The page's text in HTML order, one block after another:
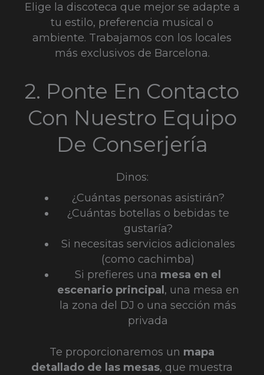
Elige la discoteca que mejor se adapte a
tu estilo, preferencia musical o
ambiente. Trabajamos con los locales
más exclusivos de Barcelona.
2. Ponte En Contacto
Con Nuestro Equipo
De Conserjería
Dinos:
¿Cuántas personas asistirán?
¿Cuántas botellas o bebidas te
gustaría?
Si necesitas servicios adicionales
(como cachimba)
Si prefieres una mesa en el
escenario principal , una mesa en
la zona del DJ o una sección más
privada
Te proporcionaremos un mapa
detallado de las mesas, que muestra